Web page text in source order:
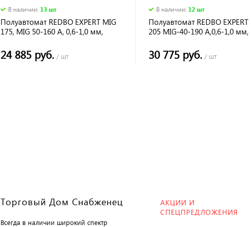
В наличии: 13 шт
Полуавтомат REDBO EXPERT MIG
175, MIG 50-160 А, 0,6-1,0 мм,
мм
24 885 руб. / шт
В наличии: 12 шт
Полуавтомат REDBO EXPERT
205 MIG-40-190 А,0,6-1,0 мм,
30 775 руб./ шт
Торговый Дом Снабженец
Всегда в наличии широкий спектр
АКЦИИ И
СПЕЦПРЕДЛОЖЕНИЯ